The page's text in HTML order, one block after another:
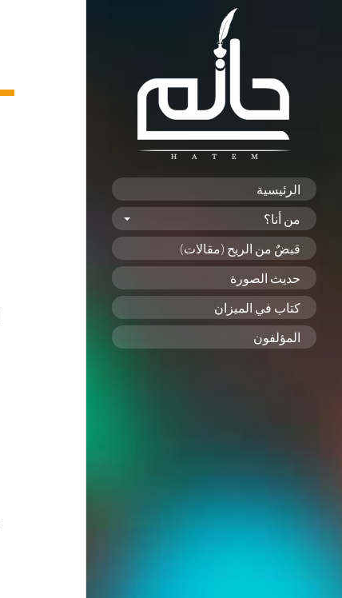
الرئيسية
من أنا؟
قبضٌ من الريح (مقالات)
حديث الصورة
كتاب في الميزان
المؤلفون